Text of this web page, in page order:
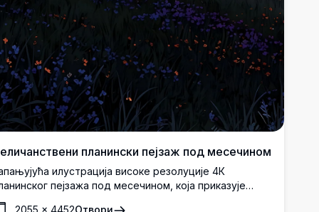
планински пејзаж под месечином
илустрација високе резолуције 4К
пејзажа под месечином, која приказује
ноћно небо са сјајним пуним месецом.
2055 × 4452Отвори